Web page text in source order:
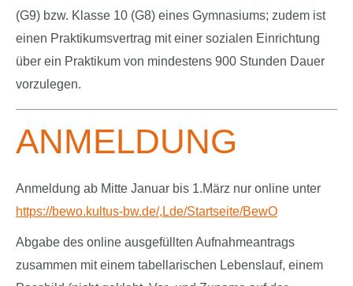
(G9) bzw. Klasse 10 (G8) eines Gymnasiums; zudem ist
einen Praktikumsvertrag mit einer sozialen Einrichtung
über ein Praktikum von mindestens 900 Stunden Dauer
vorzulegen.
ANMELDUNG
Anmeldung ab Mitte Januar bis 1.März nur online unter
https://bewo.kultus-bw.de/,Lde/Startseite/BewO
Abgabe des online ausgefüllten Aufnahmeantrags
zusammen mit einem tabellarischen Lebenslauf, einem